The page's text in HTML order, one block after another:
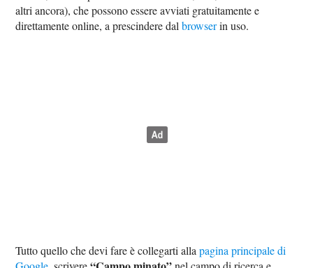
altri ancora), che possono essere avviati gratuitamente e
direttamente online, a prescindere dalbrowserin uso.
Tutto quello che devi fare è collegarti allapagina principale di